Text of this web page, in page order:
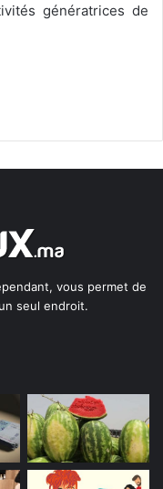
génératrices de
vous permet de
seul endroit.